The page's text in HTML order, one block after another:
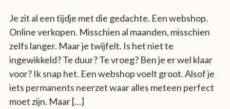
Je zit al een tijdje met die gedachte. Een webshop.
Online verkopen. Misschien al maanden, misschien
zelfs langer. Maar je twijfelt. Is het niet te
ingewikkeld? Te duur? Te vroeg? Ben je er wel klaar
voor? Ik snap het. Een webshop voelt groot. Alsof je
iets permanents neerzet waar alles meteen perfect
moet zijn. Maar […]